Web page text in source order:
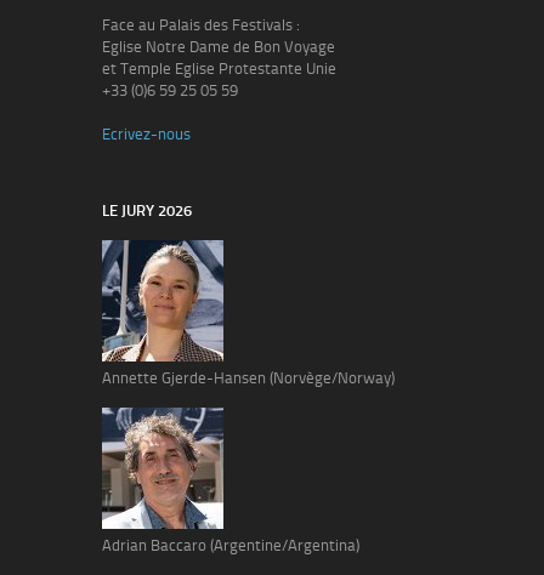
Face au Palais des Festivals :
Eglise Notre Dame de Bon Voyage
et Temple Eglise Protestante Unie
+33 (0)6 59 25 05 59
Ecrivez-nous
LE JURY 2026
Annette Gjerde-Hansen (Norvège/Norway)
Adrian Baccaro (Argentine/Argentina)